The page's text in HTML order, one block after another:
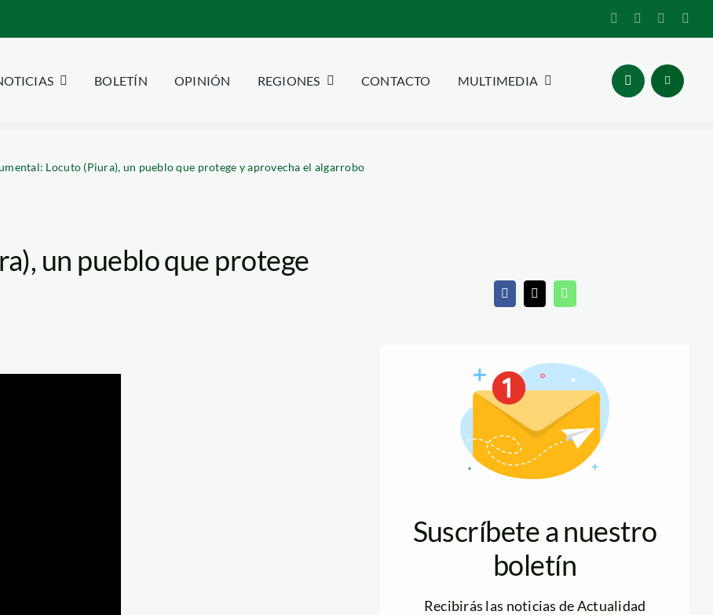
BOLETÍN OPINIÓN REGIONES CONTACTO MULTIMEDIA
Locuto (Piura), un pueblo que protege y aprovecha el algarrobo
un pueblo que protege
Suscríbete a nuestro
boletín
Recibirás las noticias de Actualidad